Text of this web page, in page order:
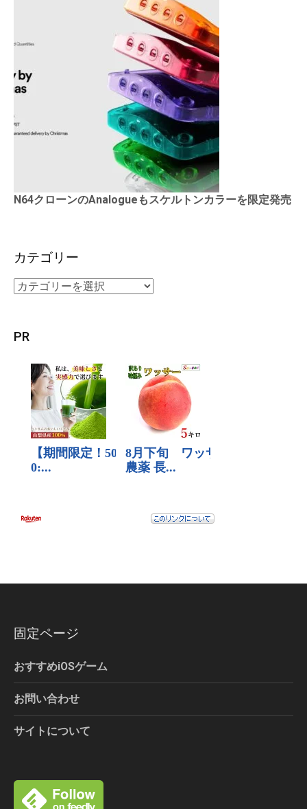
N64クローンのAnalogueもスケルトンカラーを限定発売
カテゴリー
PR
固定ページ
おすすめiOSゲーム
お問い合わせ
サイトについて